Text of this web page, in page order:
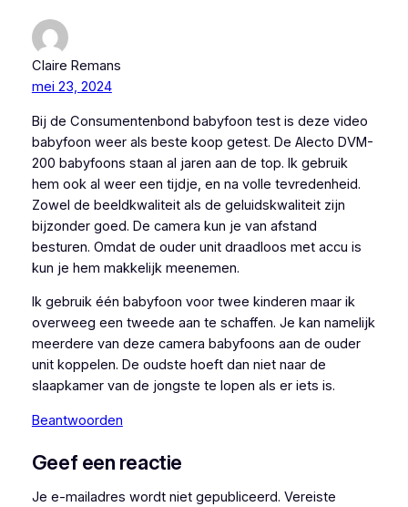
Claire Remans
mei 23, 2024
Bij de Consumentenbond babyfoon test is deze video
babyfoon weer als beste koop getest. De Alecto DVM-
200 babyfoons staan al jaren aan de top. Ik gebruik
hem ook al weer een tijdje, en na volle tevredenheid.
Zowel de beeldkwaliteit als de geluidskwaliteit zijn
bijzonder goed. De camera kun je van afstand
besturen. Omdat de ouder unit draadloos met accu is
kun je hem makkelijk meenemen.
Ik gebruik één babyfoon voor twee kinderen maar ik
overweeg een tweede aan te schaffen. Je kan namelijk
meerdere van deze camera babyfoons aan de ouder
unit koppelen. De oudste hoeft dan niet naar de
slaapkamer van de jongste te lopen als er iets is.
Beantwoorden
Geef een reactie
Je e-mailadres wordt niet gepubliceerd. Vereiste